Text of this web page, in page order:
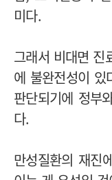
미다.
그래서 비대면 진
에 불완전성이
판단되기에 정부
다.
만성질환의 재진